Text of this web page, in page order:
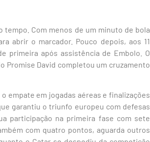
Com menos de um minuto de bola
abrir o marcador. Pouco depois, aos 11
primeira após assistência de Embolo. O
Promise David completou um cruzamento
empate em jogadas aéreas e finalizações
garantiu o triunfo europeu com defesas
participação na primeira fase com sete
com quatro pontos, aguarda outros